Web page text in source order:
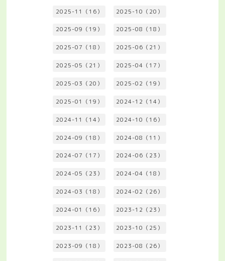
2025-11（16） 2025-10（20）
2025-09（19） 2025-08（18）
2025-07（18） 2025-06（21）
2025-05（21） 2025-04（17）
2025-03（20） 2025-02（19）
2025-01（19） 2024-12（14）
2024-11（14） 2024-10（16）
2024-09（18） 2024-08（11）
2024-07（17） 2024-06（23）
2024-05（23） 2024-04（18）
2024-03（18） 2024-02（26）
2024-01（16） 2023-12（23）
2023-11（23） 2023-10（25）
2023-09（18） 2023-08（26）